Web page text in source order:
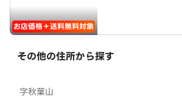
お店価格＋送料無料対象
その他の住所から探す
字秋葉山